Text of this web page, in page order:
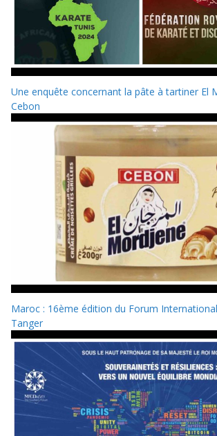
Une enquête concernant la pâte à tartiner El
Cebon
Maroc : 16ème édition du Forum
Tanger